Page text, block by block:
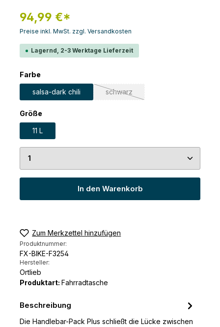
94,99 €*
Preise inkl. MwSt. zzgl. Versandkosten
Lagernd, 2-3 Werktage Lieferzeit
Farbeauswählen
salsa-dark chili schwarz
(Diese Option ist zurzeit nicht
Größeauswählen
11 L
Produkt Anzahl: Gib den gewünschten Wert
In den Warenkorb
Zum Merkzettel hinzufügen
Produktnummer:
FX-BIKE-F3254
Hersteller:
Ortlieb
Produktart: Fahrradtasche
Beschreibung
Die Handlebar-Pack Plus schließt die Lücke zwischen